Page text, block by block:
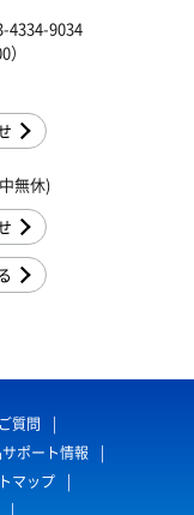
4334-9034
無休)
質問
ポート情報
マップ